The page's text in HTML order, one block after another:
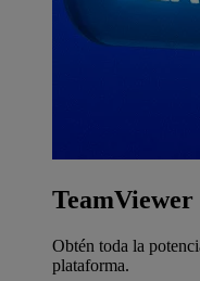
TeamViewer
Obtén toda la
plataforma.